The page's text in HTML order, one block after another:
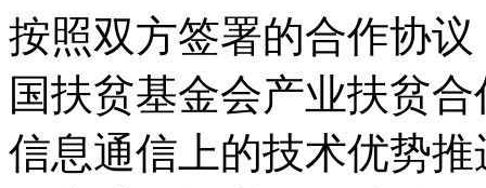
按照双方签署的合作协
国扶贫基金会产业扶贫
信息通信上的技术优势